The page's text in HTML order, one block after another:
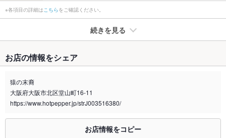
※各項目の詳細はこちらをご確認ください。
続きを見る
禁煙・喫煙 全席喫煙可
喫煙専用室
※2020年4月1日～受動喫煙対策に関する法律が施行されています。正しい情報はお店へお問い
お店の情報をシェア
猿の末裔
大阪府大阪市北区堂山町16-11
https://www.hotpepper.jp/strJ003516380/
お店情報をコピー